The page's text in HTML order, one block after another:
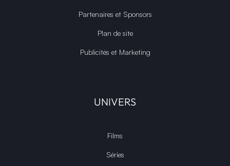
Partenaires et Sponsors
Plan de site
Publicités et Marketing
UNIVERS
Films
Séries